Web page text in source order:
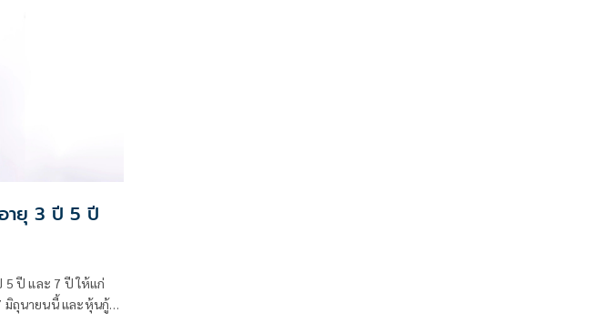
ฐานเพื่อรองรับการ
ายุ 3 ปี 5 ปี
และ 7 ปี ให้แก่
และหุ้นกู้ได้